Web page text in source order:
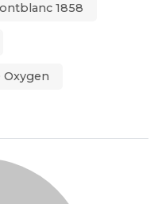
1858